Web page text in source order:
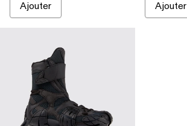
Ajouter Ajouter